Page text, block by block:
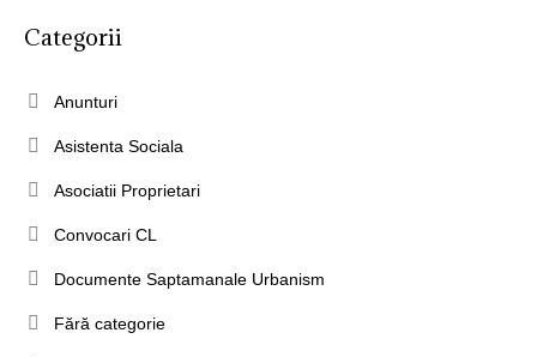
Categorii
Anunturi
Asistenta Sociala
Asociatii Proprietari
Convocari CL
Documente Saptamanale Urbanism
Fără categorie